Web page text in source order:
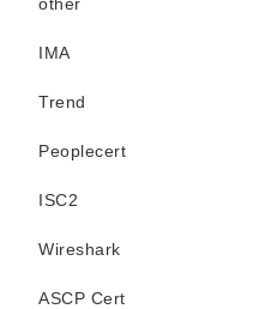
IMA
Trend
Peoplecert
ISC2
Wireshark
ASCP Cert